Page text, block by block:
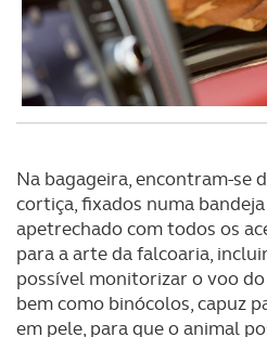
O ACP garantirá que as
dados pessoais serão
consentimento e quando tal se
necessário no contexto dos
tecnologias similares pode ter
experiência de navegação no
disponibilizados.
Consulte a política de cookies
Na bagageira, encontram-se
cortiça, fixados numa
apetrechado com todos os
para a arte da falcoaria,
possível monitorizar o voo
bem como binócolos, capuz
em pele, para que o animal